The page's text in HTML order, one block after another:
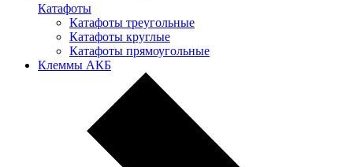
Катафоты
Катафоты треугольные
Катафоты круглые
Катафоты прямоугольные
Клеммы АКБ